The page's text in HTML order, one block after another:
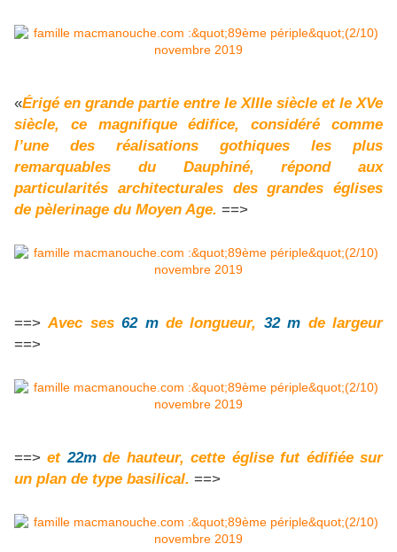
«Érigé en grande partie entre le XIIIe siècle et le XVe
siècle, ce magnifique édifice, considéré comme
l’une des réalisations gothiques les plus
remarquables du Dauphiné, répond aux
particularités architecturales des grandes églises
de pèlerinage du Moyen Age. ==>
==>Avec ses62 mde longueur, 32 m de largeur
==>
==>et22mde hauteur, cette église fut édifiée sur
un plan de type basilical. ==>